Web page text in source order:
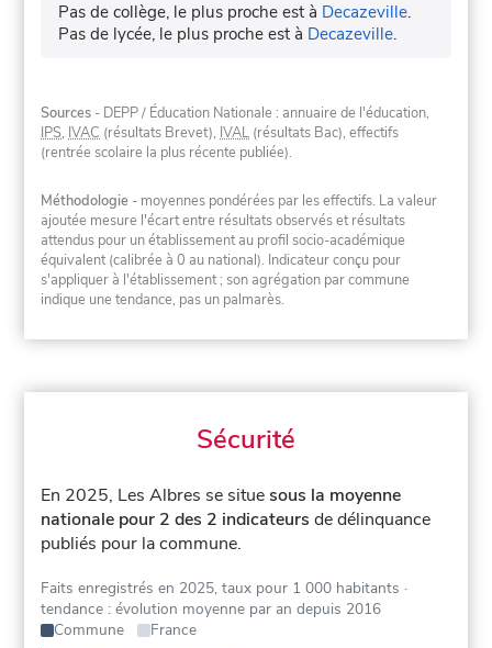
Pas de collège, le plus proche est à Decazeville.
Pas de lycée, le plus proche est à Decazeville.
Sources - DEPP / Éducation Nationale : annuaire de l'éducation,
IPS, IVAC (résultats Brevet), IVAL (résultats Bac), effectifs
(rentrée scolaire la plus récente publiée).
Méthodologie - moyennes pondérées par les effectifs. La valeur
ajoutée mesure l'écart entre résultats observés et résultats
attendus pour un établissement au profil socio-académique
équivalent (calibrée à 0 au national). Indicateur conçu pour
s'appliquer à l'établissement ; son agrégation par commune
indique une tendance, pas un palmarès.
Sécurité
En 2025, Les Albres se situesous la moyenne
nationale pour 2 des 2 indicateurs de délinquance
publiés pour la commune.
Faits enregistrés en 2025, taux pour 1 000 habitants ·
tendance : évolution moyenne par an depuis 2016
Commune
France